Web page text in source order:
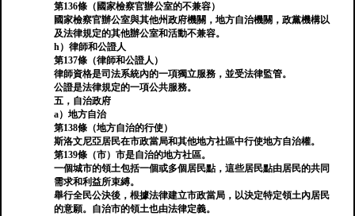
第136條（國家檢察官辦公室的不兼容）
國家檢察官辦公室與其他州政府機關，地方自治機關，政黨機構以
及法律規定的其他辦公室和活動不兼容。
h）律師和公證人
第137條（律師和公證人）
律師資格是司法系統內的一項獨立服務，並受法律監管。
公證是法律規定的一項公共服務。
五，自治政府
a）地方自治
第138條（地方自治的行使）
斯洛文尼亞居民在市政當局和其他地方社區中行使地方自治權。
第139條（市）市是自治的地方社區。
一個城市的領土包括一個或多個居民點，這些居民點由居民的共同
需求和利益所束縛。
舉行全民公決後，根據法律建立市政當局，以決定特定領土內居民
的意願。自治市的領土也由法律定義。